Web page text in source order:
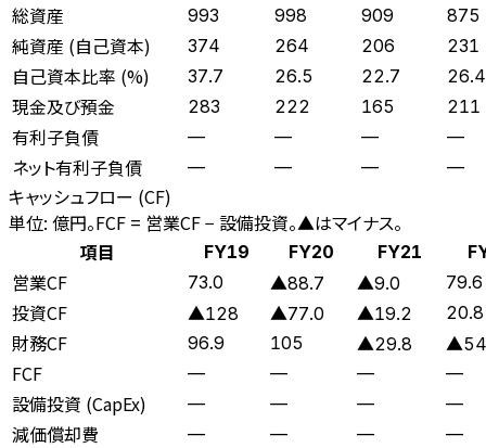
総資産 993 998 909 875
純資産 (自己資本) 374 264 206 231
自己資本比率 (%) 37.7 26.5 22.7 26.4
現金及び預金 283 222 165 211
有利子負債 — — — —
ネット有利子負債 — — — —
キャッシュフロー (CF)
単位: 億円。FCF = 営業CF − 設備投資。▲はマイナス。
項目
FY19 FY20 FY21
営業CF 73.0 ▲88.7 ▲9.0 79.6
投資CF ▲128 ▲77.0 ▲19.2 20.8
財務CF 96.9 105 ▲29.8
FCF — — — —
設備投資 (CapEx) — — — —
減価償却費 — — — —